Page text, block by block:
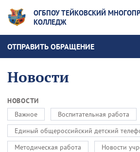
ОГБПОУ ТЕЙКОВСКИЙ
КОЛЛЕДЖ
ОТПРАВИТЬ ОБРАЩЕНИЕ
Новости
НОВОСТИ
Важное
Воспитательная работа
Единый общероссийский детский
Методическая работа
Новости